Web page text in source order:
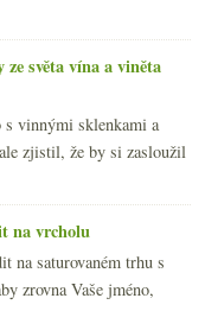
světa vína a viněta
s vinnými sklenkami a
zjistil, že by si zasloužil
na vrcholu
na saturovaném trhu s
zrovna Vaše jméno,